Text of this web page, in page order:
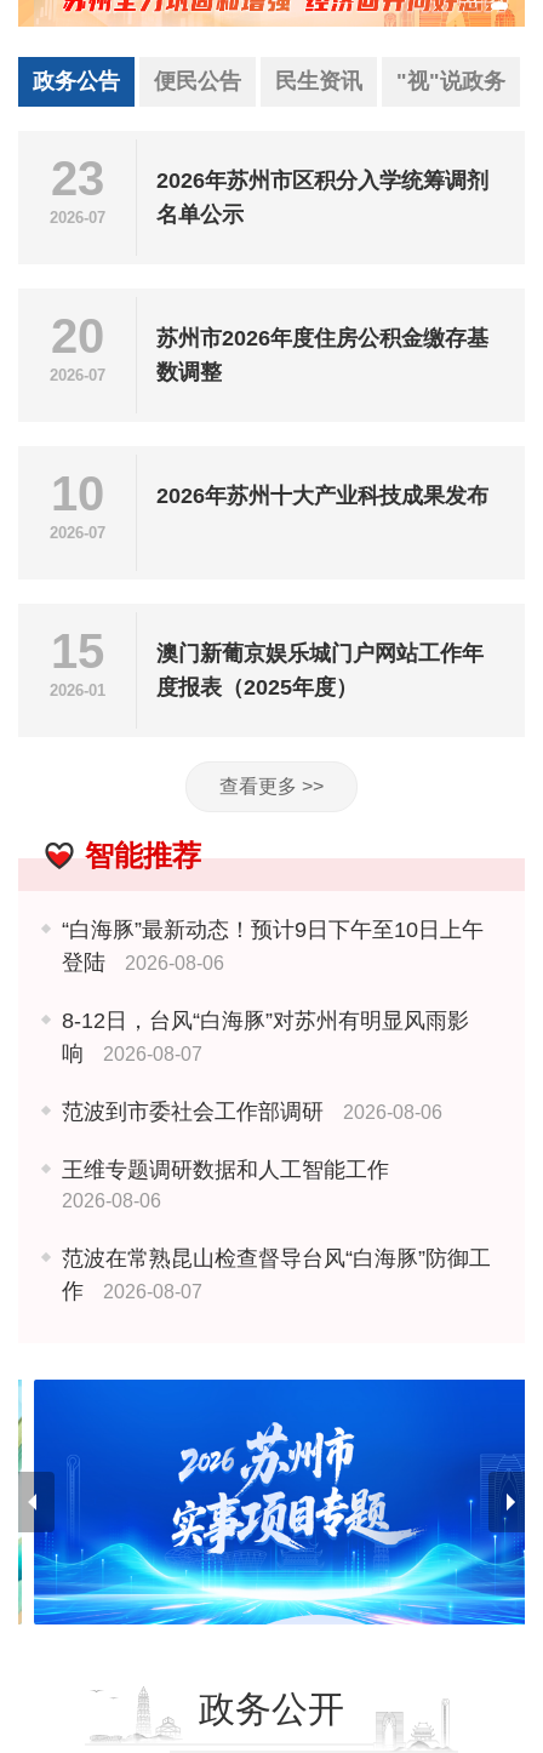
政务公告 便民公告 民生资讯 "视"说政务
23
2026-07
2026年苏州市区积分入学统筹调剂
名单公示
20
2026-07
苏州市2026年度住房公积金缴存基
数调整
10
2026-07
2026年苏州十大产业科技成果发布
15
2026-01
澳门新葡京娱乐城门户网站工作年
度报表（2025年度）
查看更多 >>
智能推荐
“白海豚”最新动态！预计9日下午至10日上午
登陆
2026-08-06
8-12日，台风“白海豚”对苏州有明显风雨影
响
2026-08-07
范波到市委社会工作部调研 2026-08-06
王维专题调研数据和人工智能工作
2026-08-06
范波在常熟昆山检查督导台风“白海豚”防御工
作
2026-08-07
政务公开